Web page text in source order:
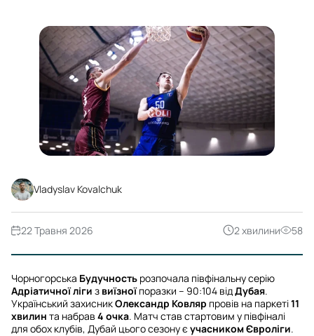
Vladyslav Kovalchuk
2 хвилини 58
22 Травня 2026
Чорногорська Будучность розпочала півфінальну серію
Адріатичної ліги з виїзноїпоразки – 90:104 відДубая.
Український захисникОлександр Ковляр провів на паркеті11
хвилин та набрав 4 очка. Матч став стартовим у півфіналі
для обох клубів, Дубай цього сезону є учасником Євроліги.